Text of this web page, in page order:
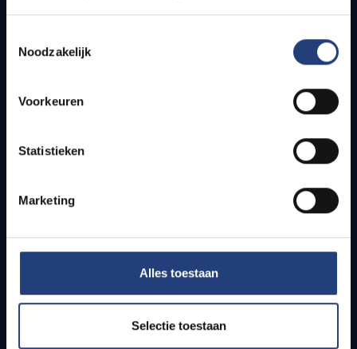
Noodzakelijk
Voorkeuren
Statistieken
Marketing
Alles toestaan
Selectie toestaan
Quick links
How to get to the VUB campuses
Students
PhD students